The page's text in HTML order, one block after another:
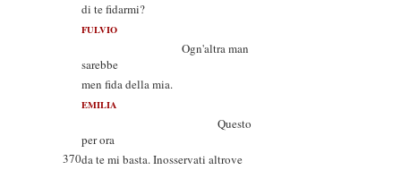
di te fidarmi?
FULVIO
Ogn'altra man
sarebbe
men fida della mia.
EMILIA
Questo
per ora
370da te mi basta. Inosservati altrove